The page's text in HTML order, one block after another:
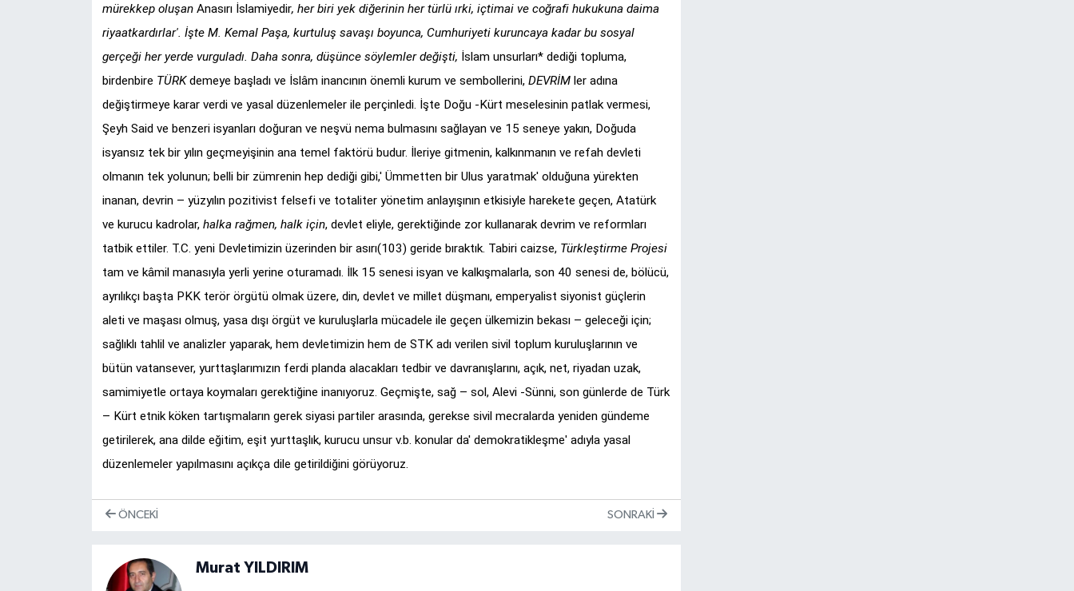
mürekkep oluşan Anasırı İslamiyedir, her biri yek diğerinin her türlü ırki, içtimai ve coğrafi hukukuna daima
riyaatkardırlar'. İşte M. Kemal Paşa, kurtuluş savaşı boyunca, Cumhuriyeti kuruncaya kadar bu sosyal
gerçeği her yerde vurguladı. Daha sonra, düşünce söylemler değişti, İslam unsurları* dediği topluma,
birdenbire TÜRKdemeye başladı ve İslâm inancının önemli kurum ve sembollerini, DEVRİMler adına
değiştirmeye karar verdi ve yasal düzenlemeler ile perçinledi. İşte Doğu -Kürt meselesinin patlak vermesi,
Şeyh Said ve benzeri isyanları doğuran ve neşvü nema bulmasını sağlayan ve 15 seneye yakın, Doğuda
isyansız tek bir yılın geçmeyişinin ana temel faktörü budur. İleriye gitmenin, kalkınmanın ve refah devleti
olmanın tek yolunun; belli bir zümrenin hep dediği gibi,' Ümmetten bir Ulus yaratmak' olduğuna yürekten
inanan, devrin – yüzyılın pozitivist felsefi ve totaliter yönetim anlayışının etkisiyle harekete geçen, Atatürk
ve kurucu kadrolar, halka rağmen, halk için, devlet eliyle, gerektiğinde zor kullanarak devrim ve reformları
tatbik ettiler. T.C. yeni Devletimizin üzerinden bir asırı(103) geride bıraktık. Tabiri caizse, Türkleştirme Projesi
tam ve kâmil manasıyla yerli yerine oturamadı. İlk 15 senesi isyan ve kalkışmalarla, son 40 senesi de, bölücü,
ayrılıkçı başta PKK terör örgütü olmak üzere, din, devlet ve millet düşmanı, emperyalist siyonist güçlerin
aleti ve maşası olmuş, yasa dışı örgüt ve kuruluşlarla mücadele ile geçen ülkemizin bekası – geleceği için;
sağlıklı tahlil ve analizler yaparak, hem devletimizin hem de STK adı verilen sivil toplum kuruluşlarının ve
bütün vatansever, yurttaşlarımızın ferdi planda alacakları tedbir ve davranışlarını, açık, net, riyadan uzak,
samimiyetle ortaya koymaları gerektiğine inanıyoruz. Geçmişte, sağ – sol, Alevi -Sünni, son günlerde de Türk
– Kürt etnik köken tartışmaların gerek siyasi partiler arasında, gerekse sivil mecralarda yeniden gündeme
getirilerek, ana dilde eğitim, eşit yurttaşlık, kurucu unsur v.b. konular da' demokratikleşme' adıyla yasal
düzenlemeler yapılmasını açıkça dile getirildiğini görüyoruz.
ÖNCEKI SONRAKI
Murat YILDIRIM